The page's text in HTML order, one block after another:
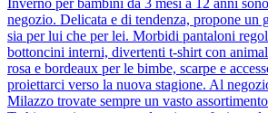
Inverno per bambini da 3 mesi a 12 anni
negozio. Delicata e di tendenza, propone un
sia per lui che per lei. Morbidi pantaloni
bottoncini interni, divertenti t-shirt con
rosa e bordeaux per le bimbe, scarpe e
proiettarci verso la nuova stagione. Al
Milazzo trovate sempre un vasto